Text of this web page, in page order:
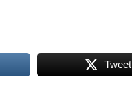
Tweet